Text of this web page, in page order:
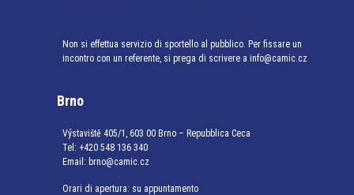
Non si effettua servizio di sportello al pubblico. Per fissare un
incontro con un referente, si prega di scrivere a info@camic.cz
Brno
Výstaviště 405/1, 603 00 Brno – Repubblica Ceca
Tel: +420 548 136 340
Email: brno@camic.cz
Orari di apertura: su appuntamento